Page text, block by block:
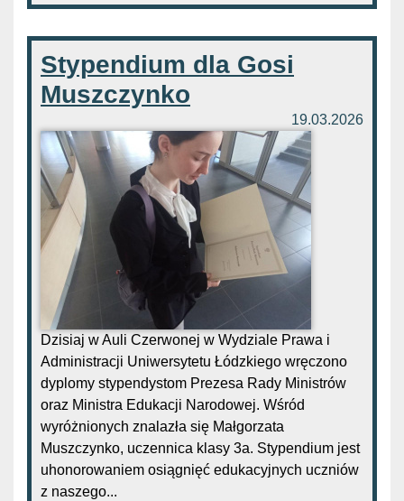
Stypendium dla Gosi
Muszczynko
19.03.2026
Dzisiaj w Auli Czerwonej w Wydziale Prawa i
Administracji Uniwersytetu Łódzkiego wręczono
dyplomy stypendystom Prezesa Rady Ministrów
oraz Ministra Edukacji Narodowej. Wśród
wyróżnionych znalazła się Małgorzata
Muszczynko, uczennica klasy 3a. Stypendium jest
uhonorowaniem osiągnięć edukacyjnych uczniów
z naszego...